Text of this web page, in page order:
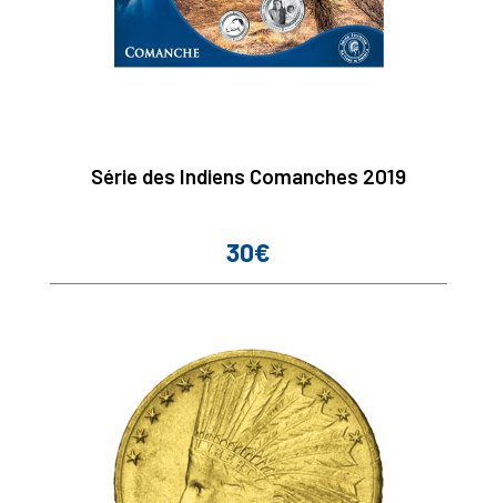
Série des Indiens Comanches 2019
Prix
30€